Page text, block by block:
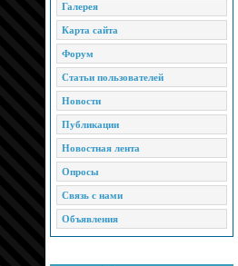
Галерея
Карта сайта
Форум
Статьи пользователей
Новости
Публикации
Новостная лента
Опросы
Связь с нами
Объявления